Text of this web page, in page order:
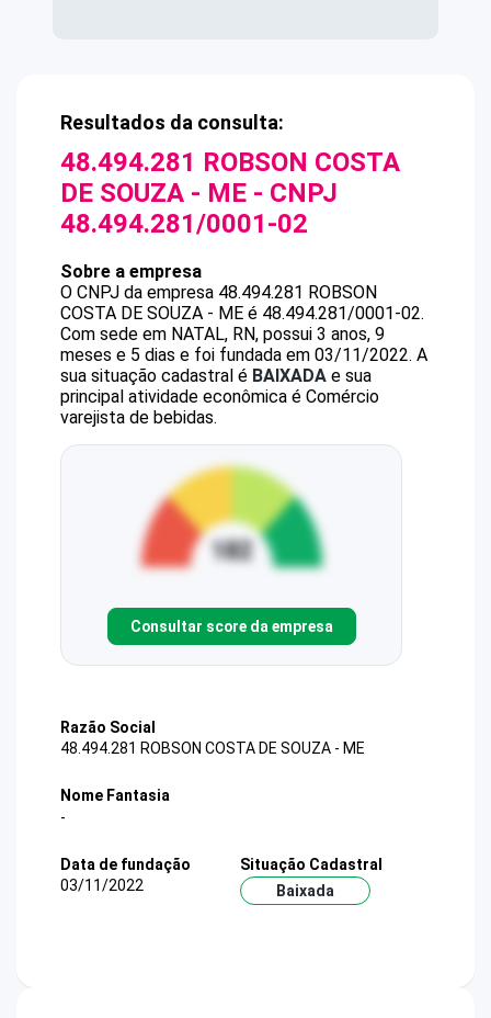
Resultados da consulta:
48.494.281 ROBSON COSTA
DE SOUZA - ME - CNPJ
48.494.281/0001-02
Sobre a empresa
O CNPJ da empresa 48.494.281 ROBSON
COSTA DE SOUZA - ME é 48.494.281/0001-02.
Com sede em NATAL, RN, possui 3 anos, 9
meses e 5 dias e foi fundada em 03/11/2022. A
sua situação cadastral é BAIXADA e sua
principal atividade econômica é Comércio
varejista de bebidas.
Consultar score da empresa
Razão Social
48.494.281 ROBSON COSTA DE SOUZA - ME
Nome Fantasia
-
Data de fundação
03/11/2022
Situação Cadastral
Baixada